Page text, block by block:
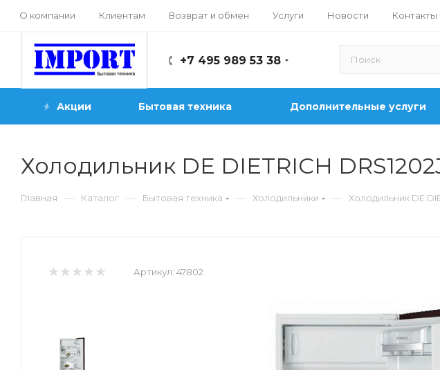
О компании Клиентам Возврат и обмен Услуги Новости Контакты
+7 495 989 53 38
Акции Бытовая техника Дополнительные услуги
Холодильник DE DIETRICH
Главная — Каталог — Бытовая техника — Холодильники — Холодильник DE
Артикул: 47802